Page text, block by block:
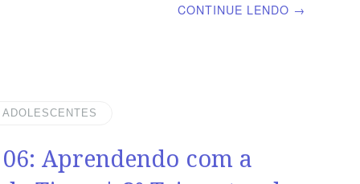
Segunda » Lc 5.10Terça » 1 Pe
39Sábado » 1 Pe 4.6-11
CONTINUE LENDO →
ADOLESCENTES
Aprendendo com a